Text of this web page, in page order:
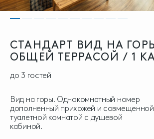
СТАНДАРТ ВИД НА
ОБЩЕЙ ТЕРРАСОЙ / 1
до 3 гостей
Вид на горы. Однокомнатный номер
дополненный прихожей и совмещенной
туалетной комнатой с душевой
кабиной.